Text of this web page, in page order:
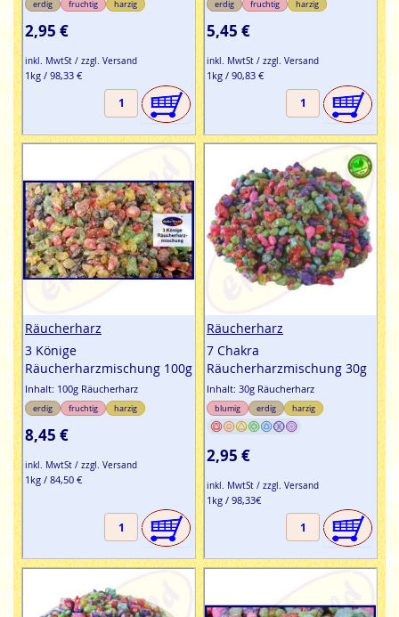
Fachmännern überlassen, dafür übernehmen wir die
Verteilung. Einfach bestellen & günstig kaufen - leicht
gemacht.
erdig fruchtig harzig
2,95 €
inkl. MwtSt / zzgl. Versand
1kg / 98,33 €
erdig fruchtig harzig
5,45 €
inkl. MwtSt / zzgl. Versand
1kg / 90,83 €
Räucherharz
3 Könige
Räucherharzmischung 100g
Inhalt: 100g Räucherharz
erdig fruchtig harzig
8,45 €
inkl. MwtSt / zzgl. Versand
1kg / 84,50 €
Räucherharz
7 Chakra
Räucherharzmischung 30g
Inhalt: 30g Räucherharz
blumig erdig harzig
2,95 €
inkl. MwtSt / zzgl. Versand
1kg / 98,33€